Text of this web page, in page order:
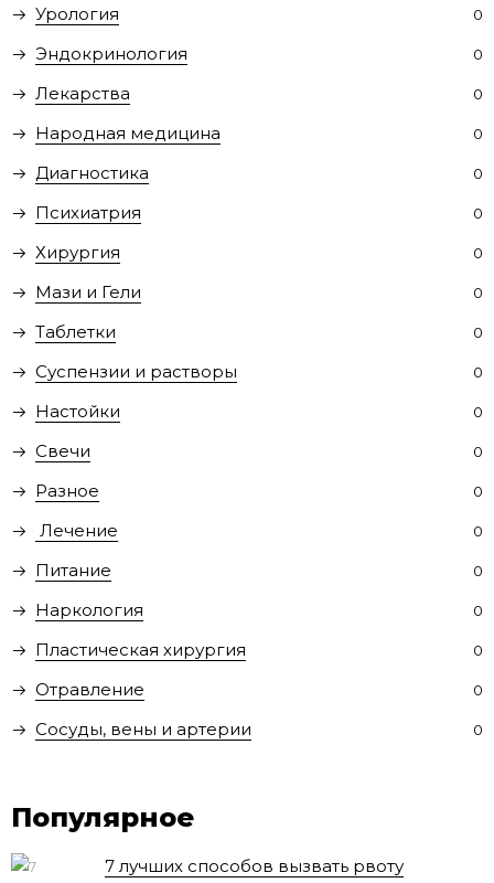
Урология 0
Эндокринология 0
Лекарства 0
Народная медицина 0
Диагностика 0
Психиатрия 0
Хирургия 0
Мази и Гели 0
Таблетки 0
Суспензии и растворы 0
Настойки 0
Свечи 0
Разное 0
Лечение 0
Питание 0
Наркология 0
Пластическая хирургия 0
Отравление 0
Сосуды, вены и артерии 0
Популярное
7 лучших способов вызвать рвоту